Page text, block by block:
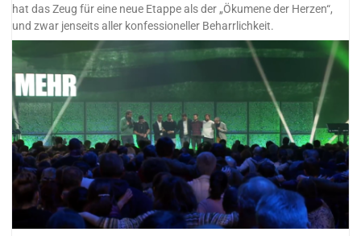
hat das Zeug für eine neue Etappe als der „Ökumene der Herzen“,
und zwar jenseits aller konfessioneller Beharrlichkeit.